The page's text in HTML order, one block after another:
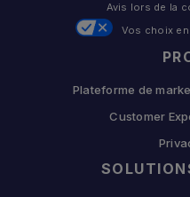
Plateforme de
Customer
Avis lors de la
Vos choix